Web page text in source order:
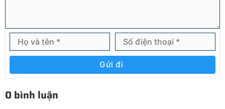
Gửi đi
0 bình luận